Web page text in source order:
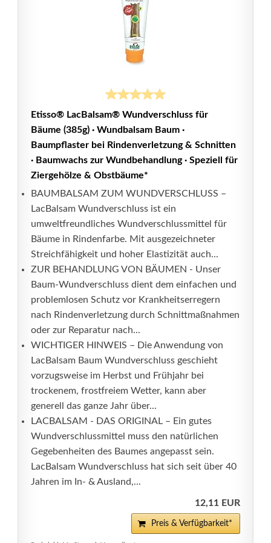
Etisso® LacBalsam® Wundverschluss für
Bäume (385g) · Wundbalsam Baum ·
Baumpflaster bei Rindenverletzung & Schnitten
· Baumwachs zur Wundbehandlung · Speziell für
Ziergehölze & Obstbäume*
BAUMBALSAM ZUM WUNDVERSCHLUSS –
LacBalsam Wundverschluss ist ein
umweltfreundliches Wundverschlussmittel für
Bäume in Rindenfarbe. Mit ausgezeichneter
Streichfähigkeit und hoher Elastizität auch...
ZUR BEHANDLUNG VON BÄUMEN - Unser
Baum-Wundverschluss dient dem einfachen und
problemlosen Schutz vor Krankheitserregern
nach Rindenverletzung durch Schnittmaßnahmen
oder zur Reparatur nach...
WICHTIGER HINWEIS – Die Anwendung von
LacBalsam Baum Wundverschluss geschieht
vorzugsweise im Herbst und Frühjahr bei
trockenem, frostfreiem Wetter, kann aber
generell das ganze Jahr über...
LACBALSAM - DAS ORIGINAL – Ein gutes
Wundverschlussmittel muss den natürlichen
Gegebenheiten des Baumes angepasst sein.
LacBalsam Wundverschluss hat sich seit über 40
Jahren im In- & Ausland,...
12,11 EUR
Preis & Verfügbarkeit*